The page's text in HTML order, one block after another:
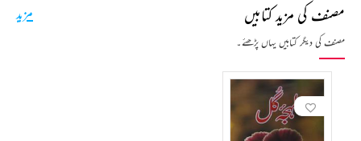
مصنف کی مزید کتابیں
مصنف کی دیگر کتابیں یہاں پڑھئے۔
مزید